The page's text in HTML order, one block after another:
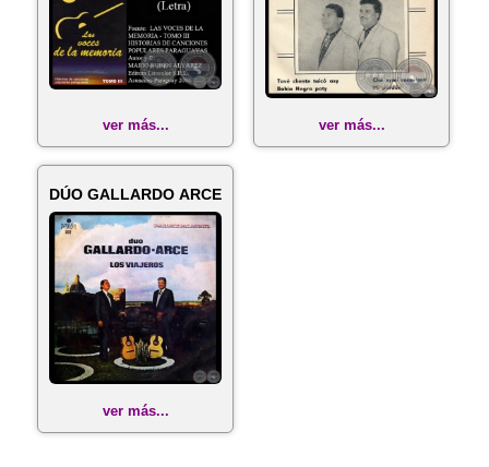
ver más... ver más...
DÚO GALLARDO ARCE
ver más...